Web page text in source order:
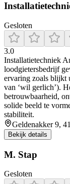
Gesloten
3.0
Installatietechniek
loodgietersbedrijf
ervaring zoals blijkt
van ‘wil gerlich’).
betrouwbaarheid,
solide beeld te
stabiliteit.
Geldenakker 9,
Bekijk details
M. Stap
Gesloten